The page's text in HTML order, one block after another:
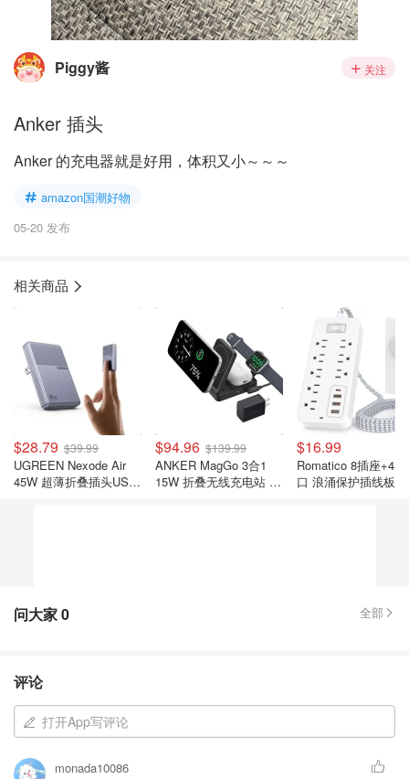
Piggy酱 关注
Anker 插头
Anker 的充电器就是好用，体积又小～～～
amazon国潮好物
05-20 发布
相关商品
$28.79 $39.99
UGREEN Nexode Air
45W 超薄折叠插头USB
$94.96 $139.99
ANKER MagGo 3合1
15W 折叠无线充电站 黑
$16.99
Romatico 8插座+4
口 浪涌保护插线板
问大家0 全部
评论
打开App写评论
monada10086